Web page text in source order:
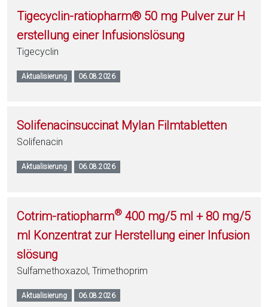
Tigecyclin-ratiopharm® 50 mg Pulver zur H
erstellung einer Infusionslösung
Tigecyclin
Aktualisierung 06.08.2026
Solifenacinsuccinat Mylan Filmtabletten
Solifenacin
Aktualisierung 06.08.2026
Cotrim-ratiopharm® 400 mg/5 ml + 80 mg/5
ml Konzentrat zur Herstellung einer Infusion
slösung
Sulfamethoxazol, Trimethoprim
Aktualisierung 06.08.2026